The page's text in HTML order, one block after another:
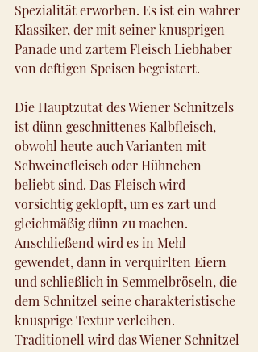
Spezialität erworben. Es ist ein wahrer
Klassiker, der mit seiner knusprigen
Panade und zartem Fleisch Liebhaber
von deftigen Speisen begeistert.
Die Hauptzutat des Wiener Schnitzels
ist dünn geschnittenes Kalbfleisch,
obwohl heute auch Varianten mit
Schweinefleisch oder Hühnchen
beliebt sind. Das Fleisch wird
vorsichtig geklopft, um es zart und
gleichmäßig dünn zu machen.
Anschließend wird es in Mehl
gewendet, dann in verquirlten Eiern
und schließlich in Semmelbröseln, die
dem Schnitzel seine charakteristische
knusprige Textur verleihen.
Traditionell wird das Wiener Schnitzel